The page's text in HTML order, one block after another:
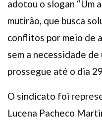
adotou o slogan “Um
mutirão, que busca
conflitos por meio de
sem a necessidade
prossegue até o dia
O sindicato foi
Lucena Pacheco